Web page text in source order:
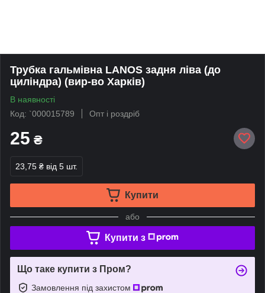
Трубка гальмівна LANOS задня ліва (до
циліндра) (вир-во Харків)
В наявності
Код: `000015789
Опт і роздріб
25 ₴
23,75 ₴ від 5 шт.
Купити
або
Купити з
Що таке купити з Пром?
Замовлення під захистом